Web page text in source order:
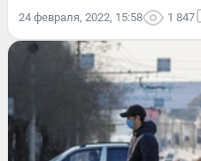
24 февраля, 2022, 15:58 1 847